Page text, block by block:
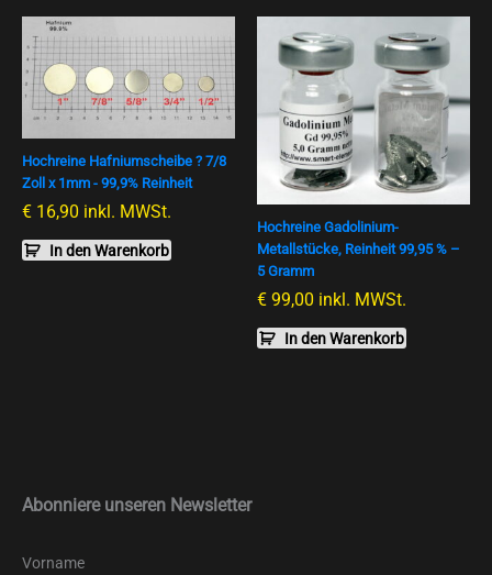
Hochreine Hafniumscheibe ? 7/8
Zoll x 1mm - 99,9% Reinheit
€ 16,90 inkl. MWSt.
In den Warenkorb
Hochreine Gadolinium-
Metallstücke, Reinheit 99,95 % –
5 Gramm
€ 99,00 inkl. MWSt.
In den Warenkorb
Abonniere unseren Newsletter
Vorname